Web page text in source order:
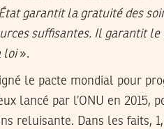
garantit la gratuité des
suffisantes. Il garantit
loi».
le pacte mondial pour
lancé par l’ONU en 2015,
reluisante. Dans les faits,